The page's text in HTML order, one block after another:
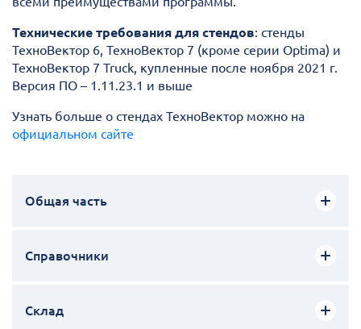
Общая часть
Справочники
Склад
Технические требования для стендов: стенды
ТехноВектор 6, ТехноВектор 7 (кроме серии Optima) и
ТехноВектор 7 Truck, купленные после ноября 2021 г.
Версия ПО – 1.11.23.1 и выше
Узнать больше о стендах ТехноВектор можно на
официальном сайте